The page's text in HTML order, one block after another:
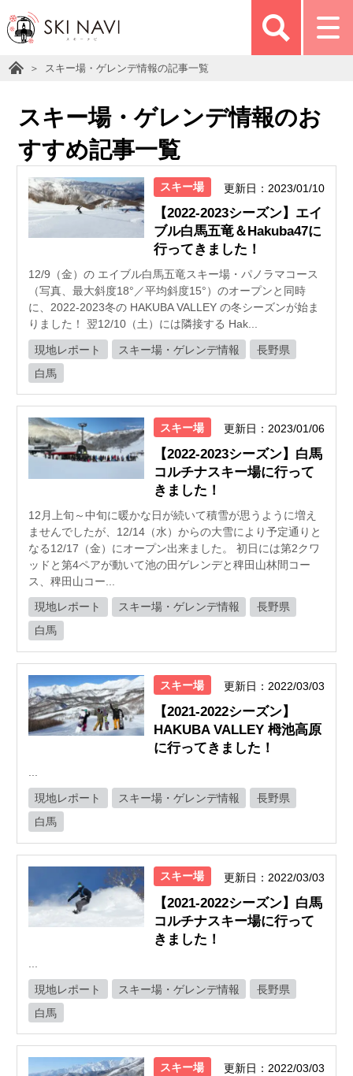
スキー場・ゲレンデ情報の記事一覧
スキー場・ゲレンデ情報のお
すすめ記事一覧
スキー場 更新日：2023/01/10
【2022-2023シーズン】エイ
ブル白馬五竜＆Hakuba47に
行ってきました！
12/9（金）の エイブル白馬五竜スキー場・パノラマコース
（写真、最大斜度18°／平均斜度15°）のオープンと同時
に、2022-2023冬の HAKUBA VALLEY の冬シーズンが始ま
りました！ 翌12/10（土）には隣接する Hak...
現地レポート スキー場・ゲレンデ情報
長野県
白馬
スキー場 更新日：2023/01/06
【2022-2023シーズン】白馬
コルチナスキー場に行って
きました！
12月上旬～中旬に暖かな日が続いて積雪が思うように増え
ませんでしたが、12/14（水）からの大雪により予定通りと
なる12/17（金）にオープン出来ました。 初日には第2クワ
ッドと第4ペアが動いて池の田ゲレンデと稗田山林間コー
ス、稗田山コー...
現地レポート スキー場・ゲレンデ情報
長野県
白馬
スキー場 更新日：2022/03/03
【2021-2022シーズン】
HAKUBA VALLEY 栂池高原
に行ってきました！
...
現地レポート スキー場・ゲレンデ情報
長野県
白馬
スキー場 更新日：2022/03/03
【2021-2022シーズン】白馬
コルチナスキー場に行って
きました！
現地レポート スキー場・ゲレンデ情報
長野県
白馬
スキー場 更新日：2022/03/03